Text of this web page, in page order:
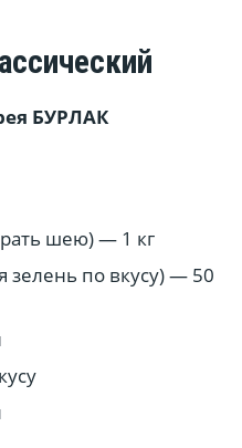
БУРЛАК
шею) — 1 кг
зелень по вкусу) — 50